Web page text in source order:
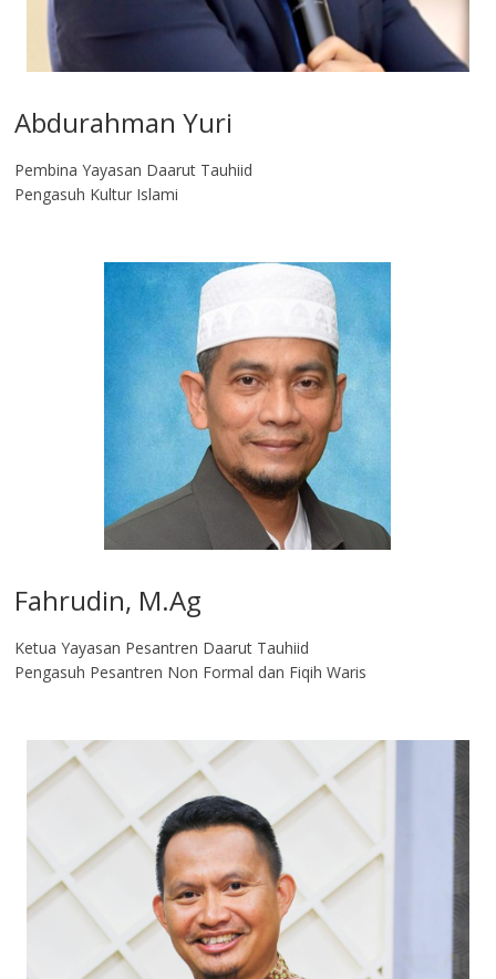
Abdurahman Yuri
Pembina Yayasan Daarut Tauhiid
Pengasuh Kultur Islami
Fahrudin, M.Ag​
Ketua Yayasan Pesantren Daarut Tauhiid
Pengasuh Pesantren Non Formal dan Fiqih Waris